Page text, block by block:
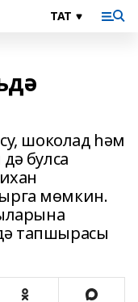
шоколад һәм
булса
мөмкин.
тапшырасы